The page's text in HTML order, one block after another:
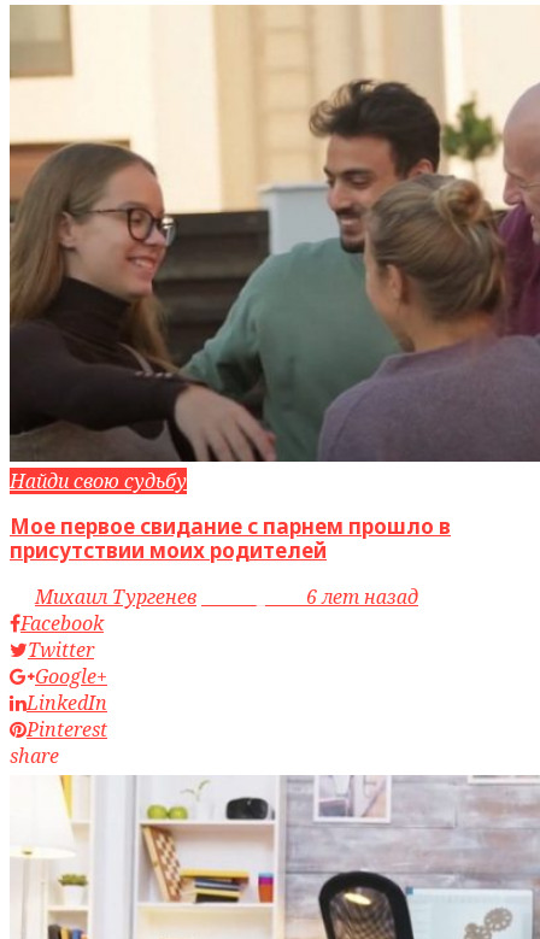
Найди свою судьбу
Мое первое свидание с парнем прошло в
присутствии моих родителей
byМихаил Тургенев
6 лет назад
Facebook
Twitter
Google+
LinkedIn
Pinterest
share